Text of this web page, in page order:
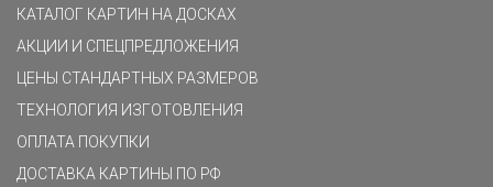
КАТАЛОГ КАРТИН НА ДОСКАХ
АКЦИИ И СПЕЦПРЕДЛОЖЕНИЯ
ЦЕНЫ СТАНДАРТНЫХ РАЗМЕРОВ
ТЕХНОЛОГИЯ ИЗГОТОВЛЕНИЯ
ОПЛАТА ПОКУПКИ
ДОСТАВКА КАРТИНЫ ПО РФ